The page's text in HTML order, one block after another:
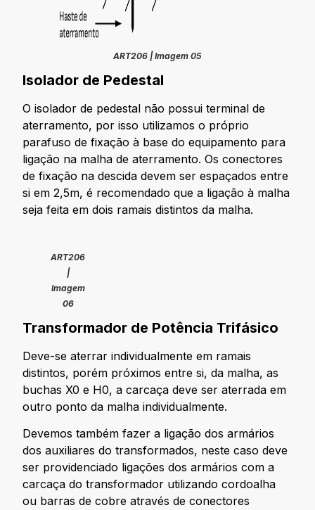
ART206 | Imagem 05
Isolador de Pedestal
O isolador de pedestal não possui terminal de
aterramento, por isso utilizamos o próprio
parafuso de fixação à base do equipamento para
ligação na malha de aterramento. Os conectores
de fixação na descida devem ser espaçados entre
si em 2,5m, é recomendado que a ligação à malha
seja feita em dois ramais distintos da malha.
ART206
|
Imagem
06
Transformador de Potência Trifásico
Deve-se aterrar individualmente em ramais
distintos, porém próximos entre si, da malha, as
buchas X0 e H0, a carcaça deve ser aterrada em
outro ponto da malha individualmente.
Devemos também fazer a ligação dos armários
dos auxiliares do transformados, neste caso deve
ser providenciado ligações dos armários com a
carcaça do transformador utilizando cordoalha
ou barras de cobre através de conectores